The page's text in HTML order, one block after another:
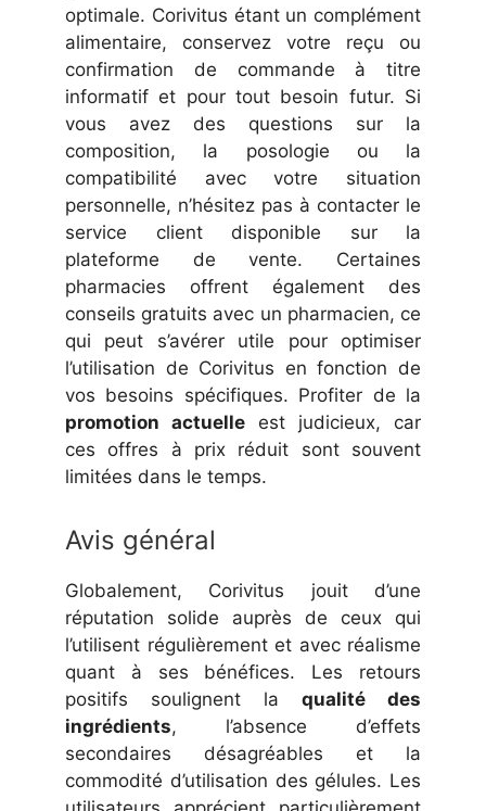
optimale. Corivitus étant un complément
alimentaire, conservez votre reçu ou
confirmation de commande à titre
informatif et pour tout besoin futur. Si
vous avez des questions sur la
composition, la posologie ou la
compatibilité avec votre situation
personnelle, n’hésitez pas à contacter le
service client disponible sur la
plateforme de vente. Certaines
pharmacies offrent également des
conseils gratuits avec un pharmacien, ce
qui peut s’avérer utile pour optimiser
l’utilisation de Corivitus en fonction de
vos besoins spécifiques. Profiter de la
promotion actuelle est judicieux, car
ces offres à prix réduit sont souvent
limitées dans le temps.
Avis général
Globalement, Corivitus jouit d’une
réputation solide auprès de ceux qui
l’utilisent régulièrement et avec réalisme
quant à ses bénéfices. Les retours
positifs soulignent la qualité des
ingrédients, l’absence d’effets
secondaires désagréables et la
commodité d’utilisation des gélules. Les